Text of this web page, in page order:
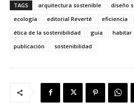
TAGS arquitectura sostenible diseño
ecología
editorial Reverté eficiencia
ética de la sostenibilidad
guia habitar
publicación
sostenibilidad